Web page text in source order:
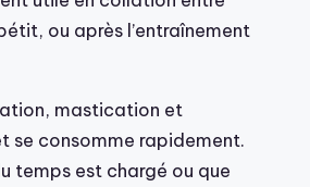
ou après l’entraînement
mastication et
se consomme rapidement.
temps est chargé ou que